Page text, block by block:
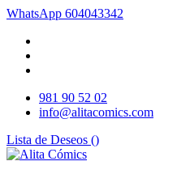
WhatsApp 604043342
981 90 52 02
info@alitacomics.com
Lista de Deseos ()